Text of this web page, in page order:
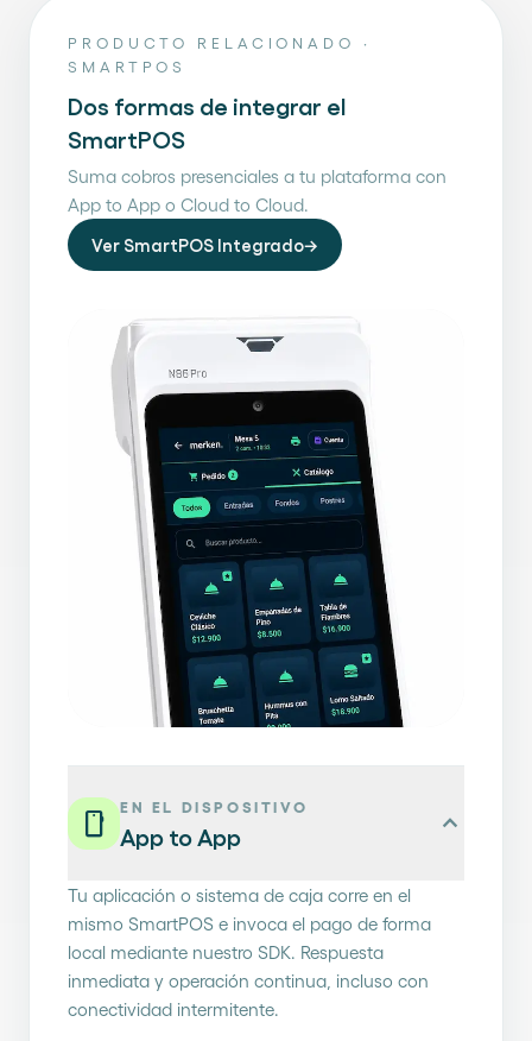
PRODUCTO RELACIONADO ·
SMARTPOS
Dos formas de integrar el
SmartPOS
Suma cobros presenciales a tu plataforma con
App to App o Cloud to Cloud.
Ver SmartPOS Integrado→
smartphone
EN EL DISPOSITIVO
App to App expand_less
Tu aplicación o sistema de caja corre en el
mismo SmartPOS e invoca el pago de forma
local mediante nuestro SDK. Respuesta
inmediata y operación continua, incluso con
conectividad intermitente.